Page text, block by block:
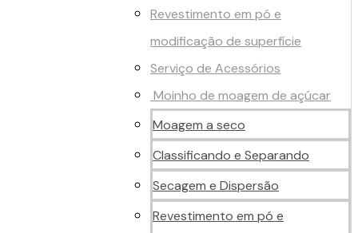
Revestimento em pó e
modificação de superfície
Serviço de Acessórios
Moinho de moagem de açúcar
Moagem a seco
Classificando e Separando
Secagem e Dispersão
Revestimento em pó e